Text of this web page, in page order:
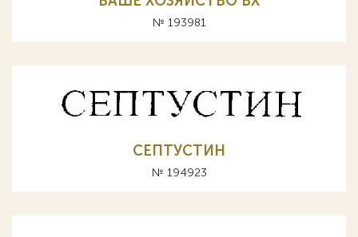
№ 193981
СЕПТУСТИН
№ 194923